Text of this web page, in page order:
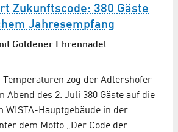
Zukunftscode: 380 Gäste
Jahresempfang
Goldener Ehrennadel
zog der Adlershofer
Abend des 2. Juli 380 Gäste auf die
WISTA-Hauptgebäude in der
dem Motto „Der Code der